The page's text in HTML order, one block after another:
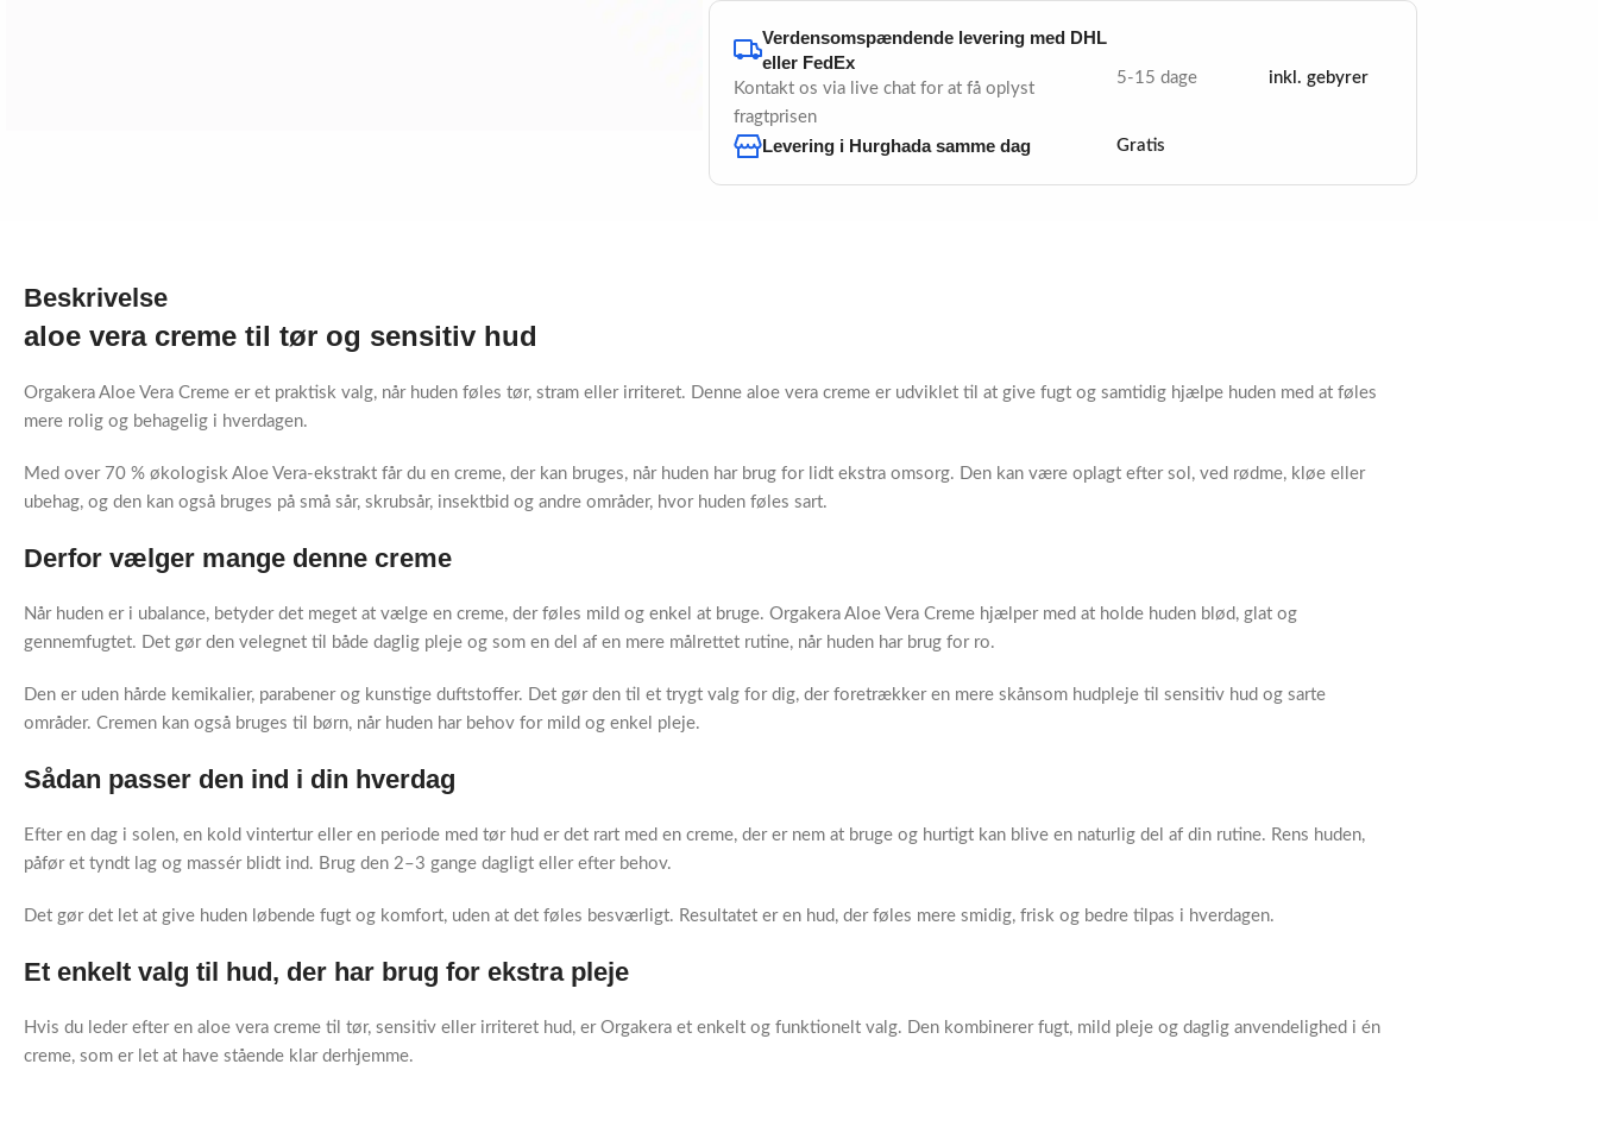
Verdensomspændende levering med DHL
eller FedEx
Kontakt os via live chat for at få oplyst
fragtprisen
5-15 dage inkl. gebyrer
Levering i Hurghada samme dag Gratis
Beskrivelse
aloe vera creme til tør og sensitiv hud
Orgakera Aloe Vera Creme er et praktisk valg, når huden føles tør, stram eller irriteret. Denne aloe vera creme er udviklet til at give fugt og samtidig hjælpe huden med at føles
mere rolig og behagelig i hverdagen.
Med over 70 % økologisk Aloe Vera-ekstrakt får du en creme, der kan bruges, når huden har brug for lidt ekstra omsorg. Den kan være oplagt efter sol, ved rødme, kløe eller
ubehag, og den kan også bruges på små sår, skrubsår, insektbid og andre områder, hvor huden føles sart.
Derfor vælger mange denne creme
Når huden er i ubalance, betyder det meget at vælge en creme, der føles mild og enkel at bruge. Orgakera Aloe Vera Creme hjælper med at holde huden blød, glat og
gennemfugtet. Det gør den velegnet til både daglig pleje og som en del af en mere målrettet rutine, når huden har brug for ro.
Den er uden hårde kemikalier, parabener og kunstige duftstoffer. Det gør den til et trygt valg for dig, der foretrækker en mere skånsom hudpleje til sensitiv hud og sarte
områder. Cremen kan også bruges til børn, når huden har behov for mild og enkel pleje.
Sådan passer den ind i din hverdag
Efter en dag i solen, en kold vintertur eller en periode med tør hud er det rart med en creme, der er nem at bruge og hurtigt kan blive en naturlig del af din rutine. Rens huden,
påfør et tyndt lag og massér blidt ind. Brug den 2–3 gange dagligt eller efter behov.
Det gør det let at give huden løbende fugt og komfort, uden at det føles besværligt. Resultatet er en hud, der føles mere smidig, frisk og bedre tilpas i hverdagen.
Et enkelt valg til hud, der har brug for ekstra pleje
Hvis du leder efter en aloe vera creme til tør, sensitiv eller irriteret hud, er Orgakera et enkelt og funktionelt valg. Den kombinerer fugt, mild pleje og daglig anvendelighed i én
creme, som er let at have stående klar derhjemme.